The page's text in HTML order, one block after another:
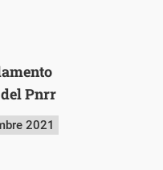
Pnrr
2021